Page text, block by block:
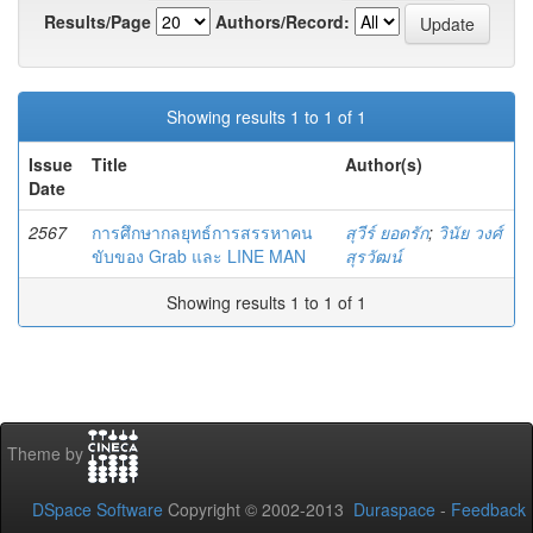
Results/Page
Authors/Record:
Showing results 1 to 1 of 1
Issue
Date
Title Author(s)
2567
การศึกษากลยุทธ์การสรรหาคน
ขับของ Grab และ LINE MAN
สุวีร์ ยอดรัก; วินัย วงศ์
สุรวัฒน์
Showing results 1 to 1 of 1
Theme by
DSpace Software Copyright © 2002-2013 Duraspace - Feedback